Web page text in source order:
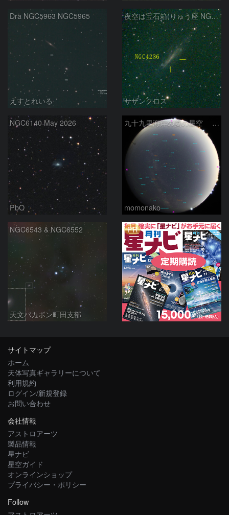
Dra NGC5963 NGC5965
えすとれいる
夜空は宝石箱(りゅう座 NGC4236) Seestar50
サザンクロス
NGC6140 May 2026
PbO
九十九里海岸の夏の星空 260518
momonako
NGC6543 & NGC6552
天文バカボン町田支部
PR
サイトマップ
ホーム
天体写真ギャラリーについて
利用規約
ログイン/新規登録
お問い合わせ
会社情報
アストロアーツ
製品情報
星ナビ
星空ガイド
オンラインショップ
プライバシー・ポリシー
Follow